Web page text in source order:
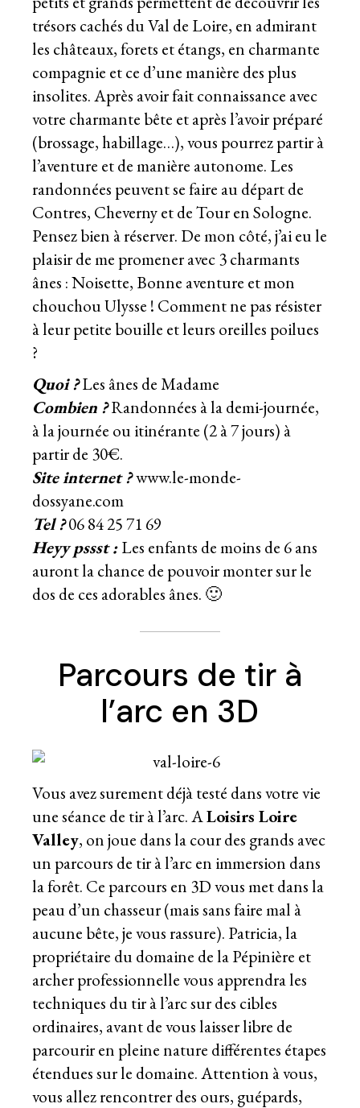
trésors cachés du Val de Loire, en admirant
les châteaux, forets et étangs, en charmante
compagnie et ce d’une manière des plus
insolites. Après avoir fait connaissance avec
votre charmante bête et après l’avoir préparé
(brossage, habillage…), vous pourrez partir à
l’aventure et de manière autonome. Les
randonnées peuvent se faire au départ de
Contres, Cheverny et de Tour en Sologne.
Pensez bien à réserver. De mon côté, j’ai eu le
plaisir de me promener avec 3 charmants
ânes : Noisette, Bonne aventure et mon
chouchou Ulysse ! Comment ne pas résister
à leur petite bouille et leurs oreilles poilues
?
Quoi ?Les ânes de Madame
Combien ?Randonnées à la demi-journée,
à la journée ou itinérante (2 à 7 jours) à
partir de 30€.
Site internet ?www.le-monde-
dossyane.com
Tel ?06 84 25 71 69
Heyy pssst :Les enfants de moins de 6 ans
auront la chance de pouvoir monter sur le
dos de ces adorables ânes. 🙂
Parcours de tir à
l’arc en 3D
Vous avez surement déjà testé dans votre vie
une séance de tir à l’arc. ALoisirs Loire
Valley, on joue dans la cour des grands avec
un parcours de tir à l’arc en immersion dans
la forêt. Ce parcours en 3D vous met dans la
peau d’un chasseur (mais sans faire mal à
aucune bête, je vous rassure). Patricia, la
propriétaire du domaine de la Pépinière et
archer professionnelle vous apprendra les
techniques du tir à l’arc sur des cibles
ordinaires, avant de vous laisser libre de
parcourir en pleine nature différentes étapes
étendues sur le domaine. Attention à vous,
vous allez rencontrer des ours, guépards,